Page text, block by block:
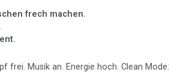
frech machen.
frei. Musik an. Energie hoch. Clean Mode: